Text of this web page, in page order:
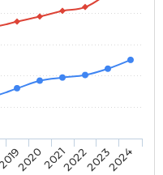
20202021202220232024